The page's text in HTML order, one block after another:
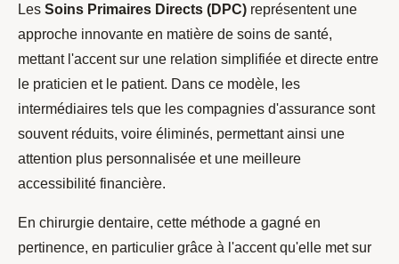
Les Soins Primaires Directs (DPC) représentent une
approche innovante en matière de soins de santé,
mettant l'accent sur une relation simplifiée et directe entre
le praticien et le patient. Dans ce modèle, les
intermédiaires tels que les compagnies d'assurance sont
souvent réduits, voire éliminés, permettant ainsi une
attention plus personnalisée et une meilleure
accessibilité financière.
En chirurgie dentaire, cette méthode a gagné en
pertinence, en particulier grâce à l'accent qu'elle met sur